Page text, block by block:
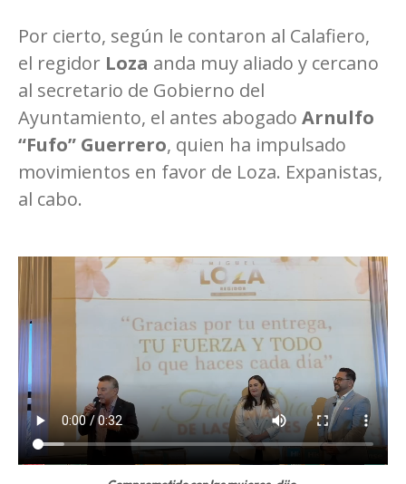
Por cierto, según le contaron al Calafiero,
el regidor Loza anda muy aliado y cercano
al secretario de Gobierno del
Ayuntamiento, el antes abogado Arnulfo
“Fufo” Guerrero, quien ha impulsado
movimientos en favor de Loza. Expanistas,
al cabo.